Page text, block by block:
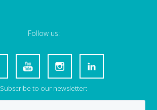
Follow us:
Subscribe to our newsletter: